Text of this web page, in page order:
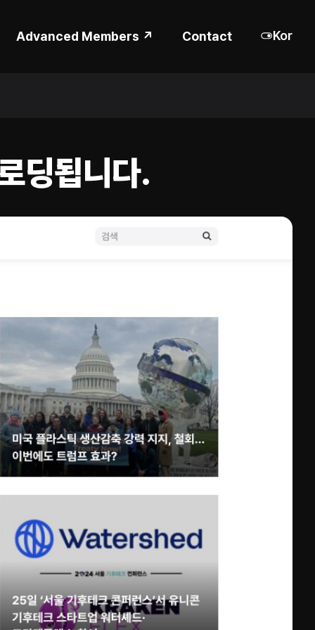
Advanced Members ↗ Contact Kor
딩됩니다.